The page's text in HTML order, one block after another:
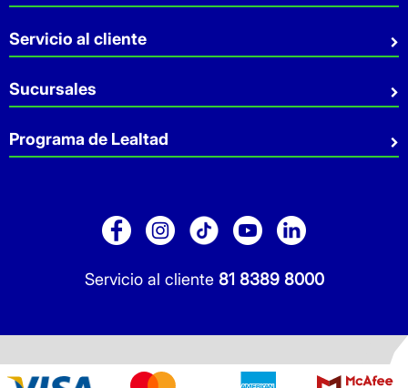
Servicio al cliente 81 8389 8000
Quiénes somos
Sostenibilidad
Aviso de privacidad
Servicio al cliente
Preguntas Frecuentes
Contacto
Facturación
Sucursales
Sucursales
Servicio a Domicilio
Pago de Servicios
Programa de Lealtad
Folleto Promocional
Sitio Dermocosmética